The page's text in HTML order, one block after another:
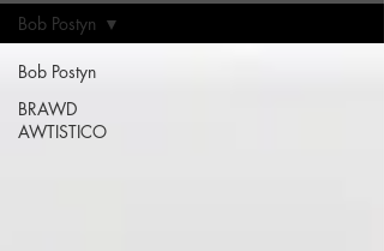
Bob Postyn
BRAWD
AWTISTICO
Bob Postyn